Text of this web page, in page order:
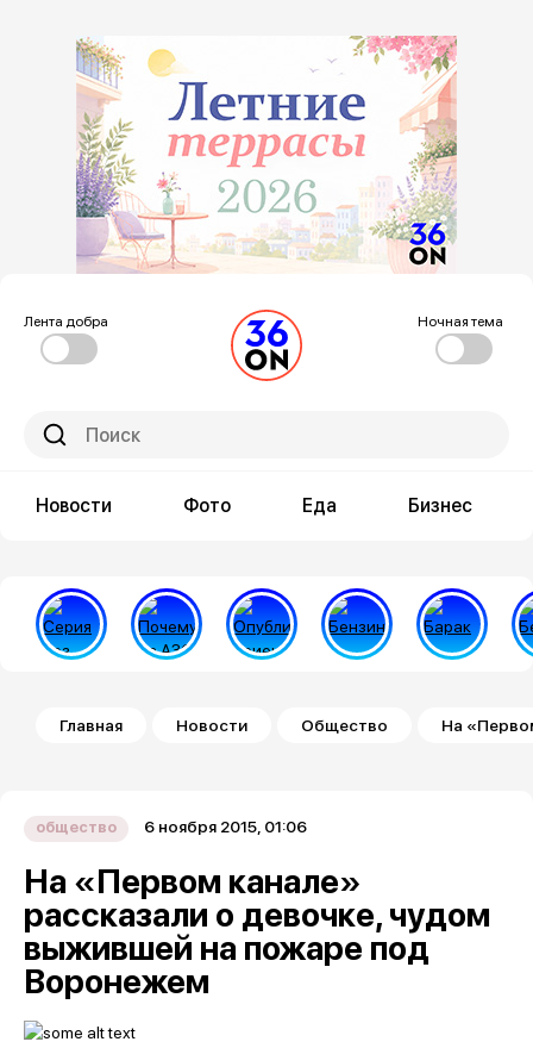
Лента добра Ночная тема
Новости Фото Еда Бизнес
Строка навигации
Главная Новости Общество На
общество 6 ноября 2015, 01:06
На «Первом канале»
рассказали о девочке, чудом
выжившей на пожаре под
Воронежем